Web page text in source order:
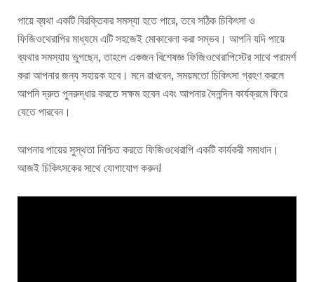
পায়ে ব্যথা একটি বিরক্তিকর সমস্যা হতে পারে, তবে সঠিক চিকিৎসা ও
ফিজিওথেরাপির মাধ্যমে এটি সহজেই মোকাবেলা করা সম্ভব। আপনি যদি পায়ে
ব্যথার সমস্যায় ভুগছেন, তাহলে একজন বিশেষজ্ঞ ফিজিওথেরাপিস্টের সাথে পরামর্শ
করা আপনার জন্য সহায়ক হবে। মনে রাখবেন, সময়মতো চিকিৎসা গ্রহণ করলে
আপনি দ্রুত পুনরুদ্ধার করতে সক্ষম হবেন এবং আপনার দৈনন্দিন কার্যক্রমে ফিরে
যেতে পারবেন।
আপনার পায়ের সুস্থতা নিশ্চিত করতে ফিজিওথেরাপি একটি কার্যকরী সমাধান।
আজই চিকিৎসকের সাথে যোগাযোগ করুন!